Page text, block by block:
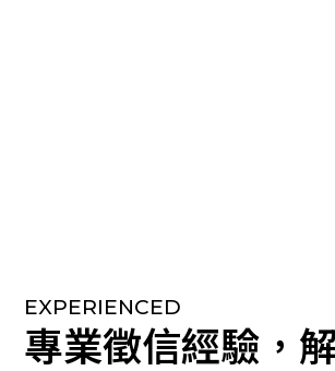
EXPERIENCED
專業徵信經驗，